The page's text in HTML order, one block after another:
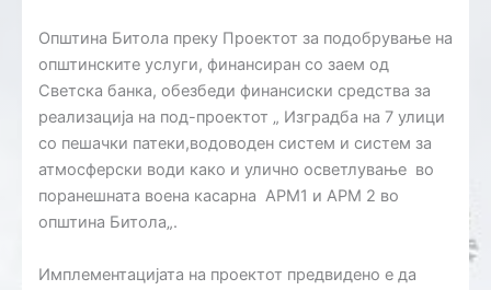
Општина Битола преку Проектот за подобрување на
општинските услуги, финансиран со заем од
Светска банка, обезбеди финансиски средства за
реализација на под-проектот „ Изградба на 7 улици
со пешачки патеки,водоводен систем и систем за
атмосферски води како и улично осветлување во
поранешната воена касарна АРМ1 и АРМ 2 во
општина Битола„.
Имплементацијата на проектот предвидено е да